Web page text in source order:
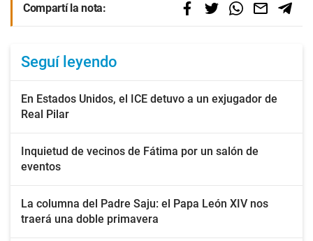
Compartí la nota:
Seguí leyendo
En Estados Unidos, el ICE detuvo a un exjugador de
Real Pilar
Inquietud de vecinos de Fátima por un salón de
eventos
La columna del Padre Saju: el Papa León XIV nos
traerá una doble primavera